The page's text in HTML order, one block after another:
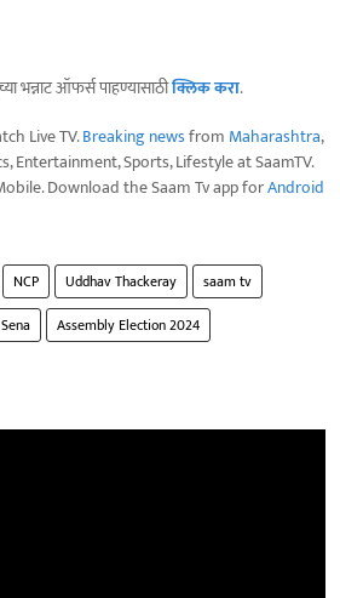
भन्नाट ऑफर्स पाहण्यासाठीक्लिक करा.
Live TV.Breaking newsfrom Maharashtra,
Entertainment, Sports, Lifestyle at SaamTV.
Download the Saam Tv app forAndroid
NCP Uddhav Thackeray
saam tv
Assembly Election 2024